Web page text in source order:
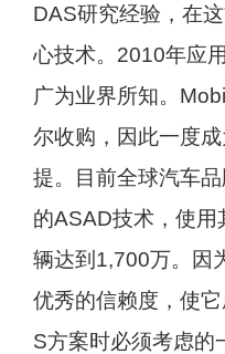
DAS研究经验，在
心技术。2010年应
广为业界所知。
尔收购，因此一度
提。目前全球汽车
的ASAD技术，使
辆达到1,700万。因
优秀的信赖度，使
S方案时必须考虑的